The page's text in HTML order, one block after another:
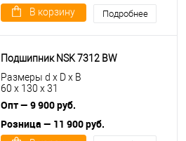
В корзину Подробнее
Подшипник NSK 7312 BW
Размеры d x D x B
60 x 130 x 31
Опт — 9 900 руб.
Розница — 11 900 руб.